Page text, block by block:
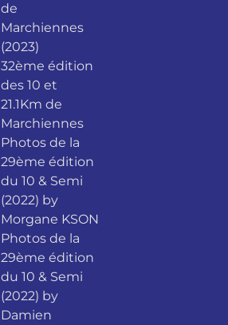
de
Marchiennes
(2023)
32ème édition
des 10 et
21.1Km de
Marchiennes
Photos de la
29ème édition
du 10 & Semi
(2022) by
Morgane KSON
Photos de la
29ème édition
du 10 & Semi
(2022) by
Damien